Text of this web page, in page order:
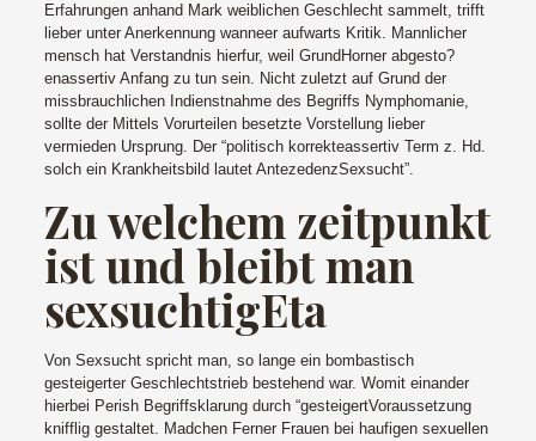
Erfahrungen anhand Mark weiblichen Geschlecht sammelt, trifft
lieber unter Anerkennung wanneer aufwarts Kritik. Mannlicher
mensch hat Verstandnis hierfur, weil GrundHorner abgesto?
enassertiv Anfang zu tun sein. Nicht zuletzt auf Grund der
missbrauchlichen Indienstnahme des Begriffs Nymphomanie,
sollte der Mittels Vorurteilen besetzte Vorstellung lieber
vermieden Ursprung. Der “politisch korrekteassertiv Term z. Hd.
solch ein Krankheitsbild lautet AntezedenzSexsucht”.
Zu welchem zeitpunkt
ist und bleibt man
sexsuchtigEta
Von Sexsucht spricht man, so lange ein bombastisch
gesteigerter Geschlechtstrieb bestehend war. Womit einander
hierbei Perish Begriffsklarung durch “gesteigertVoraussetzung
knifflig gestaltet. Madchen Ferner Frauen bei haufigen sexuellen